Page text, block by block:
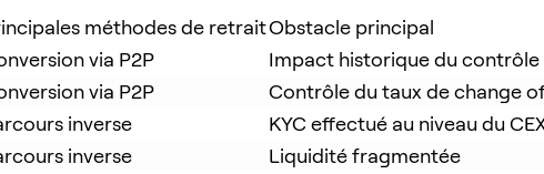
méthodes de retraitObstacle principal
via P2P
Impact historique du contrôle
via P2P
Contrôle du taux de change
inverse
KYC effectué au niveau du
inverse
Liquidité fragmentée